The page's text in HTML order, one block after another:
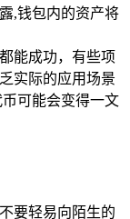
,钱包内的资产将
能成功，有些项
实际的应用场景
可能会变得一文
要轻易向陌生的